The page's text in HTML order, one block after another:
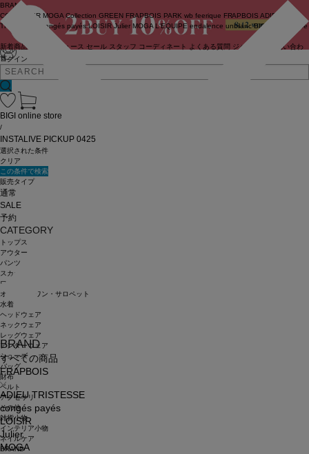
ログイン
BRAND
COUTURIER MOGA Collection GREEN FRAPBOIS PARK wb feerique FRAPBOIS ADIEU
TRISTESSE
congés payés LOISIR Julier MOGA L'EQUIPE endalence unbilanc BIGI online store
新着商品 ニュース セール スタッフ コーディネート よくある質問 ジャーナル
お問い合わ
せ
BRAND
すべての商品
FRAPBOIS
ADIEU TRISTESSE
congés payés
LOISIR
Julier
MOGA
BIGI online store
/
INSTALIVE PICKUP 0425
選択された条件
クリア
この条件で検索
販売タイプ
通常
SALE
予約
CATEGORY
トップス
アウター
パンツ
スカート
ワンピース
オールインワン・サロペット
水着
ヘッドウェア
ネックウェア
レッグウェア
アンダーウェア
シューズ
バッグ
財布
ベルト
アクセサリ
その他
雑貨小物
インテリア小物
ネイルケア
BRAND